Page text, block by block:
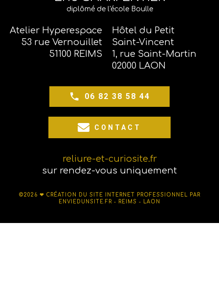
diplômé de l'école Boulle
Atelier Hyperespace
53 rue Vernouillet
51100 REIMS
Hôtel du Petit
Saint-Vincent
1, rue Saint-Martin
02000 LAON
06 82 38 58 44
CONTACT
reliure-et-curiosite.fr
sur rendez-vous uniquement
©2026 ❤ CRÉATION DU SITE INTERNET PROFESSIONNEL PAR
ENVIEDUNSITE.FR - REIMS - LAON